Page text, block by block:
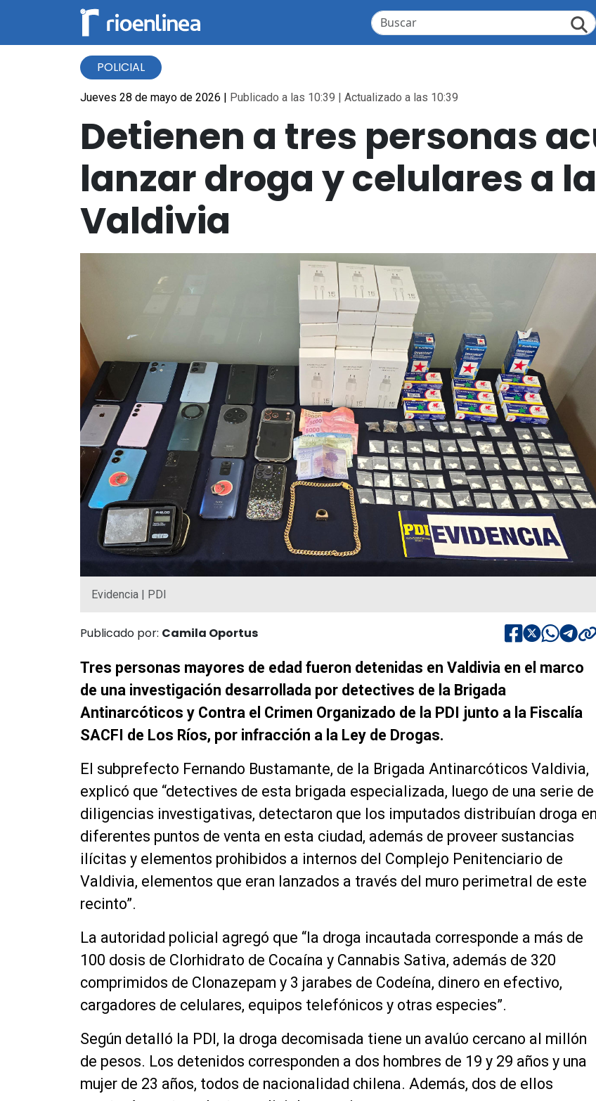
POLICIAL
Jueves 28 de mayo de 2026 | Publicado a las 10:39 | Actualizado a las 10:39
Detienen a tres personas
lanzar droga y celulares a
Valdivia
Evidencia | PDI
Publicado por: Camila Oportus
Tres personas mayores de edad fueron detenidas en Valdivia en el marco
de una investigación desarrollada por detectives de la Brigada
Antinarcóticos y Contra el Crimen Organizado de la PDI junto a la Fiscalía
SACFI de Los Ríos, por infracción a la Ley de Drogas.
El subprefecto Fernando Bustamante, de la Brigada Antinarcóticos Valdivia,
explicó que “detectives de esta brigada especializada, luego de una serie de
diligencias investigativas, detectaron que los imputados distribuían droga en
diferentes puntos de venta en esta ciudad, además de proveer sustancias
ilícitas y elementos prohibidos a internos del Complejo Penitenciario de
Valdivia, elementos que eran lanzados a través del muro perimetral de este
recinto”.
La autoridad policial agregó que “la droga incautada corresponde a más de
100 dosis de Clorhidrato de Cocaína y Cannabis Sativa, además de 320
comprimidos de Clonazepam y 3 jarabes de Codeína, dinero en efectivo,
cargadores de celulares, equipos telefónicos y otras especies”.
Según detalló la PDI, la droga decomisada tiene un avalúo cercano al millón
de pesos. Los detenidos corresponden a dos hombres de 19 y 29 años y una
mujer de 23 años, todos de nacionalidad chilena. Además, dos de ellos